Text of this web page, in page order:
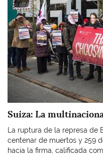
Suiza: La
La ruptura de la represa de
centenar de muertos y 259
hacia la firma, calificada como